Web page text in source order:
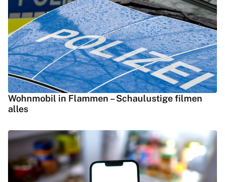
Wohnmobil in Flammen – Schaulustige filmen
alles